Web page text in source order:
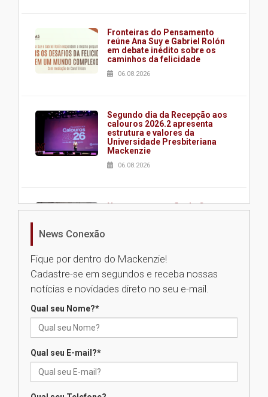
Fronteiras do Pensamento
reúne Ana Suy e Gabriel Rolón
em debate inédito sobre os
caminhos da felicidade
06.08.2026
Segundo dia da Recepção aos
calouros 2026.2 apresenta
estrutura e valores da
Universidade Presbiteriana
Mackenzie
06.08.2026
Nova apresentação do Centro
Universidade Mackenzie
realizará nova edição da Feira
das novas tecnologias em
News Conexão
Fique por dentro do Mackenzie!
Cadastre-se em segundos e receba nossas
notícias e novidades direto no seu e-mail.
Qual seu Nome?*
Qual seu E-mail?*